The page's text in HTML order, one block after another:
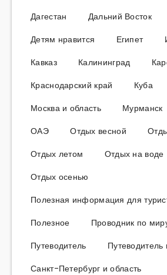
Дагестан
Дальний Восток
Детям нравится
Египет
Кавказ
Калининград
Краснодарский край
Куба
Москва и область
Мурманск
ОАЭ
Отдых весной
Отдых летом
Отдых на воде
Отдых осенью
Полезная информация для
Полезное
Проводник по
Путеводитель
Путеводитель
Санкт-Петербург и область